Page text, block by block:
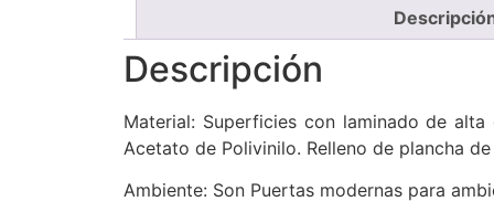
Descripción
Material: Superficies con laminado de
Acetato de Polivinilo. Relleno de plancha
Ambiente: Son Puertas modernas para